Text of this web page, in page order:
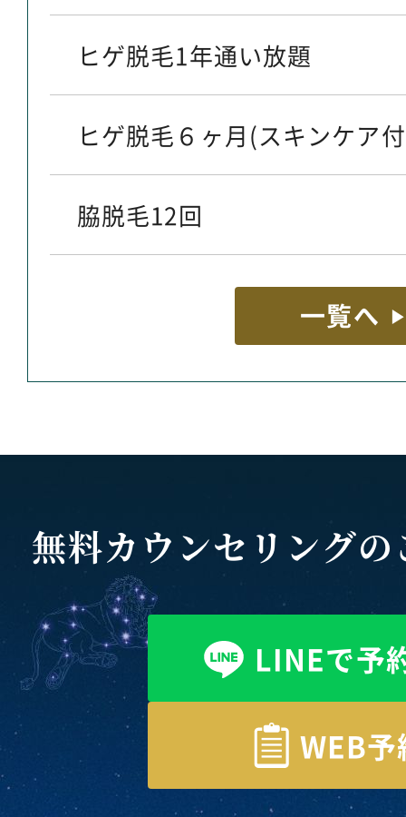
ヒゲ脱毛1年通い放題
ヒゲ脱毛６ヶ月(スキンケア
脇脱毛12回
一覧へ
無料カウンセリング
LINEで予
WEB予